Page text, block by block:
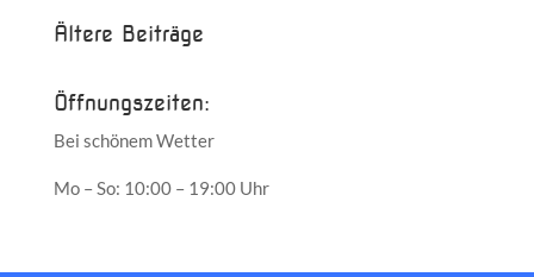
Ältere Beiträge
Öffnungszeiten:
Bei schönem Wetter
Mo – So: 10:00 – 19:00 Uhr